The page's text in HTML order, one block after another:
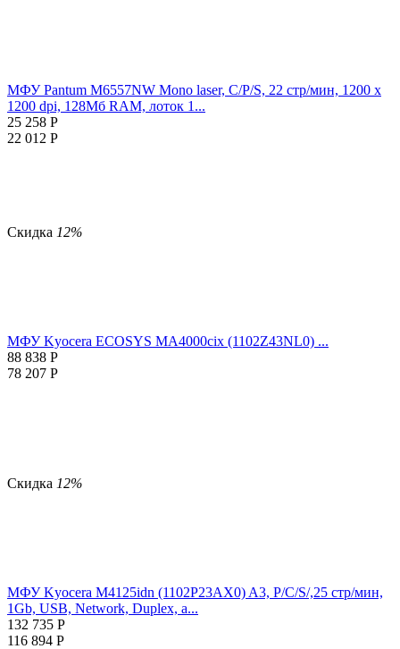
МФУ Pantum M6557NW Mono laser, C/P/S, 22 стр/мин, 1200 x
1200 dpi, 128Мб RAM, лоток 1...
25 258 Р
22 012 Р
Скидка 12%
МФУ Kyocera ECOSYS MA4000cix (1102Z43NL0) ...
88 838 Р
78 207 Р
Скидка 12%
МФУ Kyocera M4125idn (1102P23AX0) A3, P/C/S/,25 стр/мин,
1Gb, USB, Network, Duplex, а...
132 735 Р
116 894 Р